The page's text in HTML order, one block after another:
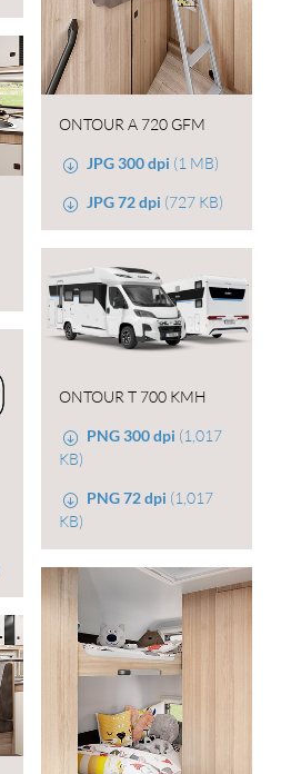
ONTOUR A 720 GFM
JPG 300 dpi (1 MB)
JPG 72 dpi (727 KB)
ONTOUR T 700 KMH
PNG 300 dpi (1,017
KB)
PNG 72 dpi (1,017
KB)